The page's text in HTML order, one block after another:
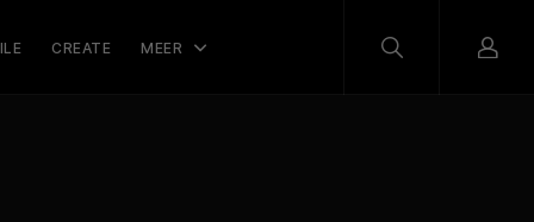
CREATE MEER